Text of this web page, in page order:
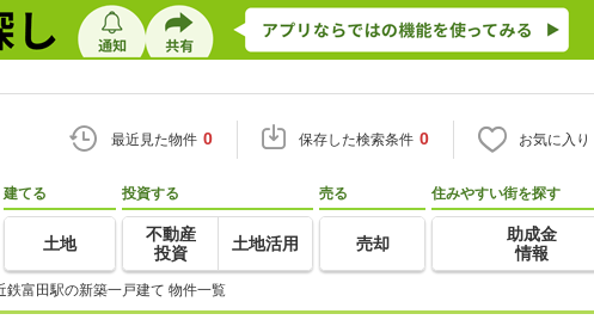
最近見た物件 0 保存した検索条件 0 お気に入り
建てる
土地
投資する
不動産
投資
土地活用
売る
売却
住みやすい街を探す
助成金
情報
鉄富田駅の新築一戸建て 物件一覧